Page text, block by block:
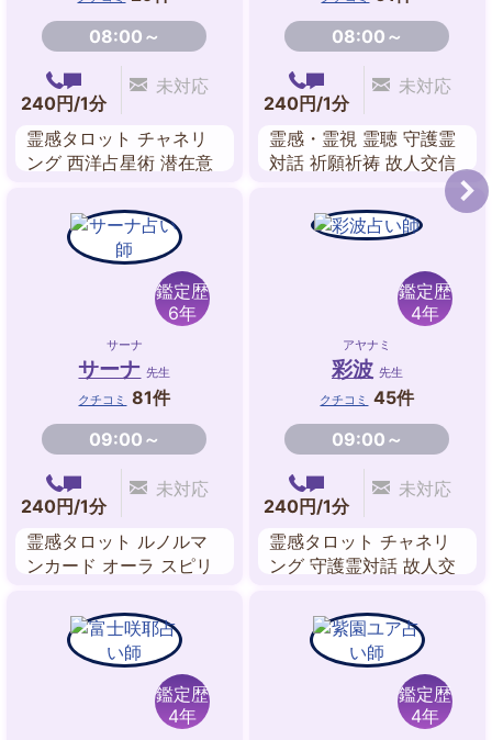
08:00～
240円/1分
未対応
霊感タロット チャネリ
ング 西洋占星術 潜在意
08:00～
240円/1分
未対応
霊感・霊視 霊聴 守護霊
対話 祈願祈祷 故人交信
鑑定歴
6年
サーナ
サーナ 先生
クチコミ
81件
09:00～
240円/1分
未対応
霊感タロット ルノルマ
ンカード オーラ スピリ
ャネリング
鑑定歴
4年
アヤナミ
彩波 先生
クチコミ
45件
09:00～
240円/1分
未対応
霊感タロット チャネリ
ング 守護霊対話 故人交
ルマンカード
鑑定歴
4年
鑑定歴
4年